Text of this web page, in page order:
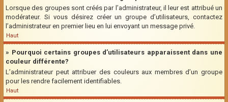
Lorsque des groupes sont créés par l’administrateur, il leur est attribué un
modérateur. Si vous désirez créer un groupe d’utilisateurs, contactez
l’administrateur en premier lieu en lui envoyant un message privé.
Haut
» Pourquoi certains groupes d’utilisateurs apparaissent dans une
couleur différente?
L’administrateur peut attribuer des couleurs aux membres d’un groupe
pour les rendre facilement identifiables.
Haut